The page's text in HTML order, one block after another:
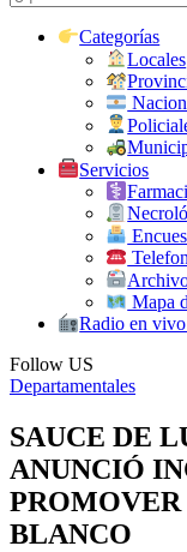
Categorías
Locales
Servicios
Mapa
Radio en
Follow US
Departamentales
SAUCE DE
ANUNCIÓ
BLANCO